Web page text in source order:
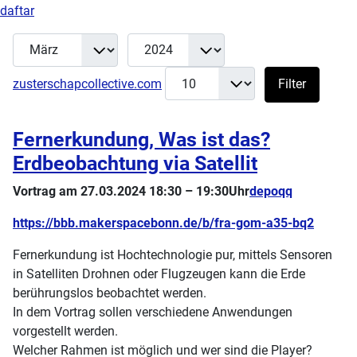
Filter
Monat Jahr
zusterschapcollective.com
Anzeige #
Filter
Fernerkundung, Was ist das?
Erdbeobachtung via Satellit
Vortrag am 27.03.2024 18:30 – 19:30Uhrdepoqq
https://bbb.makerspacebonn.de/b/fra-gom-a35-bq2
Fernerkundung ist Hochtechnologie pur, mittels Sensoren
in Satelliten Drohnen oder Flugzeugen kann die Erde
berührungslos beobachtet werden.
In dem Vortrag sollen verschiedene Anwendungen
vorgestellt werden.
Welcher Rahmen ist möglich und wer sind die Player?
daftar